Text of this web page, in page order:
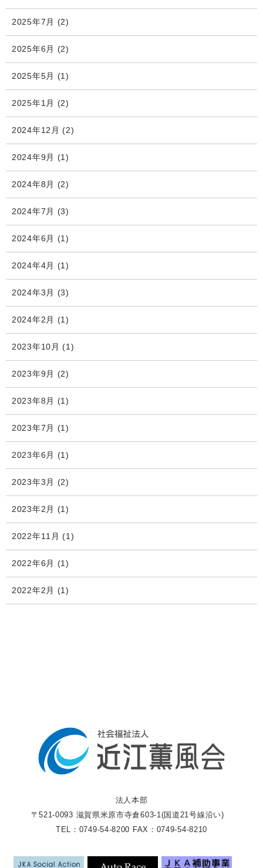
2025年7月 (2)
2025年6月 (2)
2025年5月 (1)
2025年1月 (2)
2024年12月 (2)
2024年9月 (1)
2024年8月 (2)
2024年7月 (3)
2024年6月 (1)
2024年4月 (1)
2024年3月 (3)
2024年2月 (1)
2023年10月 (1)
2023年9月 (2)
2023年8月 (1)
2023年7月 (1)
2023年6月 (1)
2023年3月 (2)
2023年2月 (1)
2022年11月 (1)
2022年6月 (1)
2022年2月 (1)
法人本部
〒521-0093 滋賀県米原市寺倉603-1(国道21号線沿い)
TEL：0749-54-8200 FAX：0749-54-8210